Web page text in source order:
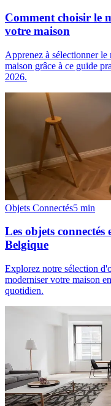
Comment choisir le
votre maison
Apprenez à sélectionner
maison grâce à ce guide
2026.
Objets Connectés5 min
Les objets
Belgique
Explorez notre sélection
moderniser votre maison
quotidien.